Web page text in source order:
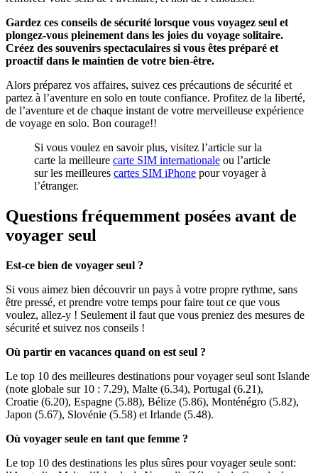
Gardez ces conseils de sécurité lorsque vous voyagez seul et
plongez-vous pleinement dans les joies du voyage solitaire.
Créez des souvenirs spectaculaires si vous êtes préparé et
proactif dans le maintien de votre bien-être.
Alors préparez vos affaires, suivez ces précautions de sécurité et
partez à l’aventure en solo en toute confiance. Profitez de la liberté,
de l’aventure et de chaque instant de votre merveilleuse expérience
de voyage en solo. Bon courage!!
Si vous voulez en savoir plus, visitez l’article sur la
carte la meilleure carte SIM internationale ou l’article
sur les meilleures cartes SIM iPhone pour voyager à
l’étranger.
Questions fréquemment posées avant de
voyager seul
Est-ce bien de voyager seul ?
Si vous aimez bien découvrir un pays à votre propre rythme, sans
être pressé, et prendre votre temps pour faire tout ce que vous
voulez, allez-y ! Seulement il faut que vous preniez des mesures de
sécurité et suivez nos conseils !
Où partir en vacances quand on est seul ?
Le top 10 des meilleures destinations pour voyager seul sont Islande
(note globale sur 10 : 7.29), Malte (6.34), Portugal (6.21),
Croatie (6.20), Espagne (5.88), Bélize (5.86), Monténégro (5.82),
Japon (5.67), Slovénie (5.58) et Irlande (5.48).
Où voyager seule en tant que femme ?
Le top 10 des destinations les plus sûres pour voyager seule sont: